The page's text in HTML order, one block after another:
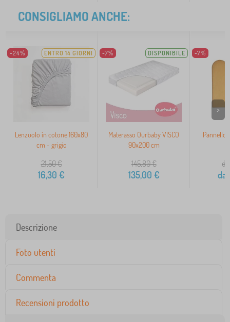
CONSIGLIAMO ANCHE:
-24% ENTRO 14 GIORNI
Lenzuolo in cotone 160x80
cm - grigio
21,50€
16,30 €
-7% DISPONIBILE
Materasso Ourbaby VISCO
90x200 cm
145,80€
135,00 €
-7%
da
da
>
Descrizione
Foto utenti
Commenta
Recensioni prodotto